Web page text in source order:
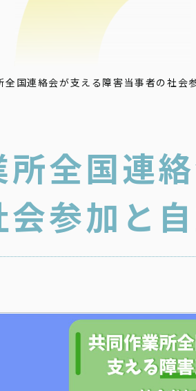
全国連絡会が支える障害当事者の社会
所全国連
参加と